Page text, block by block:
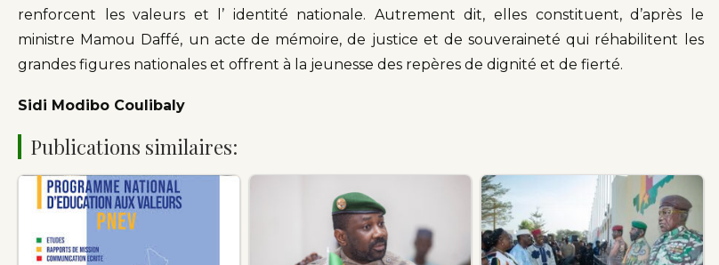
renforcent les valeurs et l’ identité nationale. Autrement dit, elles constituent, d’après le
ministre Mamou Daffé, un acte de mémoire, de justice et de souveraineté qui réhabilitent les
grandes figures nationales et offrent à la jeunesse des repères de dignité et de fierté.
Sidi Modibo Coulibaly
Publications similaires: